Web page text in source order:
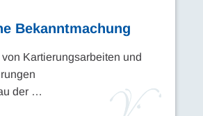
Bekanntmachung
Kartierungsarbeiten und
der …